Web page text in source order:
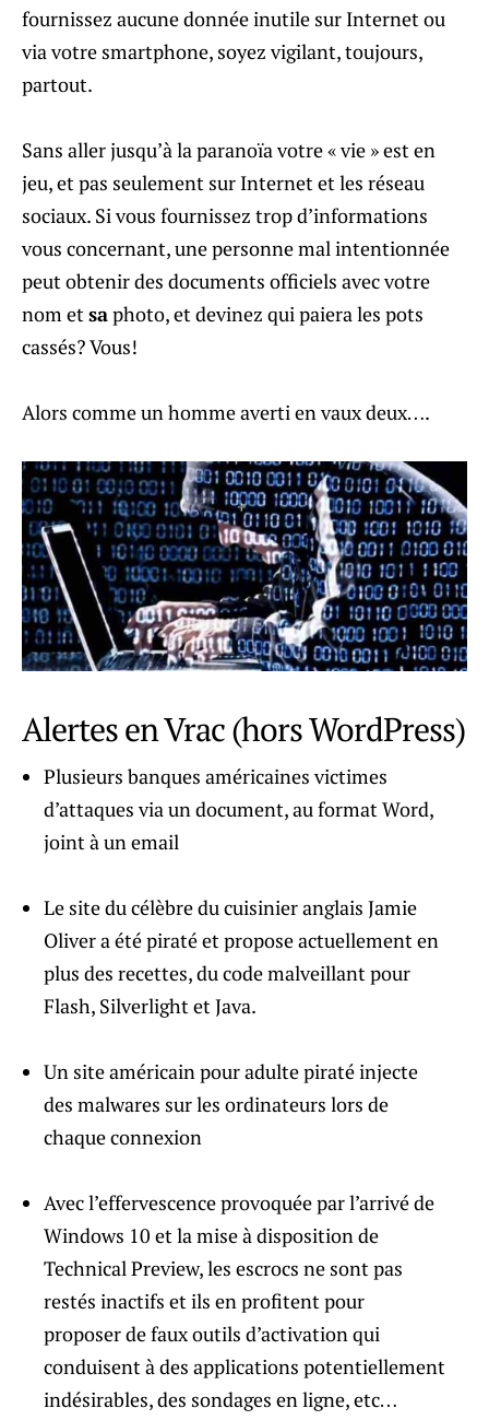
fournissez aucune donnée inutile sur Internet ou
via votre smartphone, soyez vigilant, toujours,
partout.
Sans aller jusqu’à la paranoïa votre « vie » est en
jeu, et pas seulement sur Internet et les réseau
sociaux. Si vous fournissez trop d’informations
vous concernant, une personne mal intentionnée
peut obtenir des documents officiels avec votre
nom etsaphoto, et devinez qui paiera les pots
cassés? Vous!
Alors comme un homme averti en vaux deux….
Alertes en Vrac (hors WordPress)
Plusieurs banques américaines victimes
d’attaques via un document, au format Word,
joint à un email
Le site du célèbre du cuisinier anglais Jamie
Oliver a été piraté et propose actuellement en
plus des recettes, du code malveillant pour
Flash, Silverlight et Java.
Un site américain pour adulte piraté injecte
des malwares sur les ordinateurs lors de
chaque connexion
Avec l’effervescence provoquée par l’arrivé de
Windows 10 et la mise à disposition de
Technical Preview, les escrocs ne sont pas
restés inactifs et ils en profitent pour
proposer de faux outils d’activation qui
conduisent à des applications potentiellement
indésirables, des sondages en ligne, etc…